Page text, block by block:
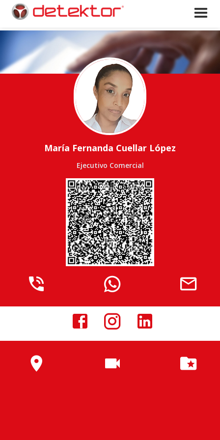
María Fernanda Cuellar López
Ejecutivo Comercial
 


 
  